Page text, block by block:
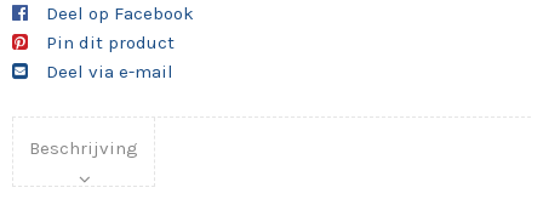
ok
Deel op Facebook
Pin dit product
Deel via e-mail
Beschrijving